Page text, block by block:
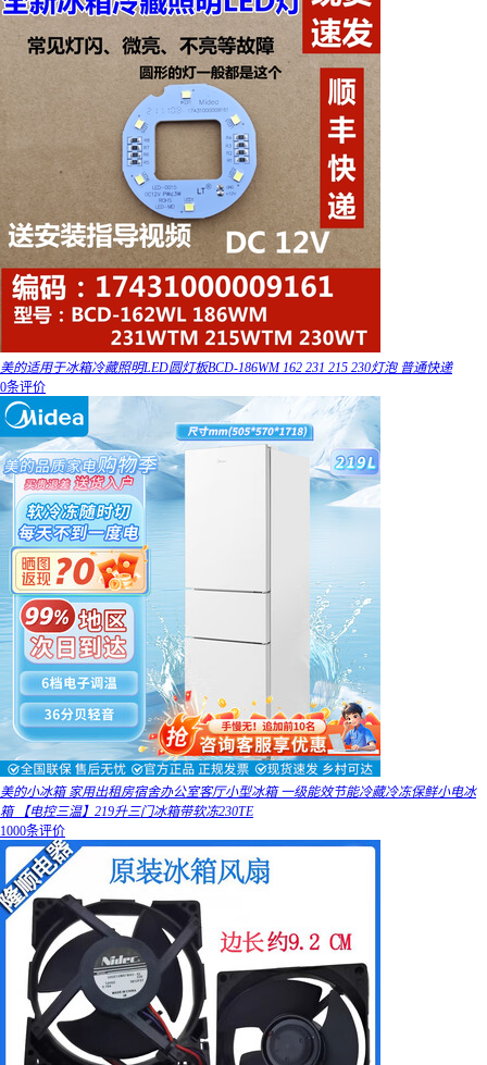
美的适用于冰箱冷藏照明LED圆灯板BCD-186WM 162 231 215 230灯泡 普通快递
0条评价
美的小冰箱 家用出租房宿舍办公室客厅小型冰箱 一级能效节能冷藏冷冻保鲜小电冰
箱 【电控三温】219升三门冰箱带软冻230TE
1000条评价